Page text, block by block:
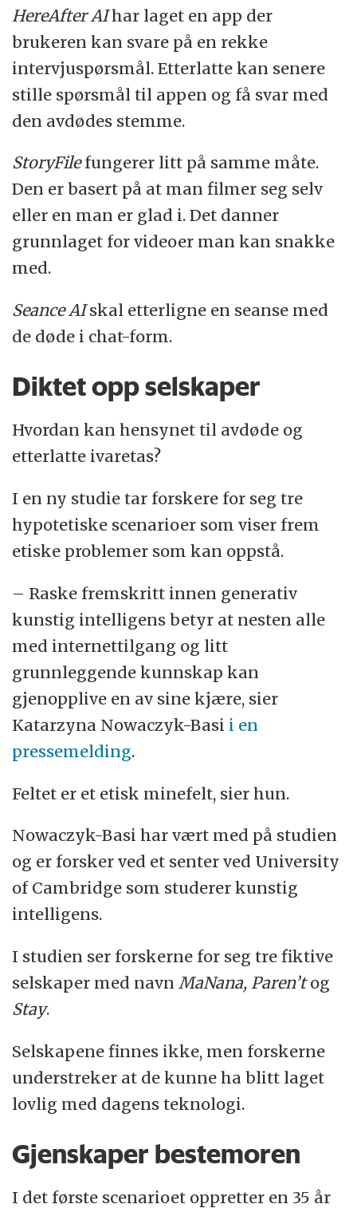
HereAfter AIhar laget en app der
brukeren kan svare på en rekke
intervjuspørsmål. Etterlatte kan senere
stille spørsmål til appen og få svar med
den avdødes stemme.
StoryFilefungerer litt på samme måte.
Den er basert på at man filmer seg selv
eller en man er glad i. Det danner
grunnlaget for videoer man kan snakke
med.
Seance AIskal etterligne en seanse med
de døde i chat-form.
Diktet opp selskaper
Hvordan kan hensynet til avdøde og
etterlatte ivaretas?
I en ny studie tar forskere for seg tre
hypotetiske scenarioer som viser frem
etiske problemer som kan oppstå.
– Raske fremskritt innen generativ
kunstig intelligens betyr at nesten alle
med internettilgang og litt
grunnleggende kunnskap kan
gjenopplive en av sine kjære, sier
Katarzyna Nowaczyk-Basi i en
pressemelding.
Feltet er et etisk minefelt, sier hun.
Nowaczyk-Basi har vært med på studien
og er forsker ved et senter ved University
of Cambridge som studerer kunstig
intelligens.
I studien ser forskerne for seg tre fiktive
selskaper med navnMaNana, Paren’tog
Stay.
Selskapene finnes ikke, men forskerne
understreker at de kunne ha blitt laget
lovlig med dagens teknologi.
Gjenskaper bestemoren
I det første scenarioet oppretter en 35 år